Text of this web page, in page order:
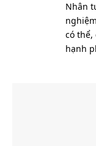
Nhân
có thể,
hạnh